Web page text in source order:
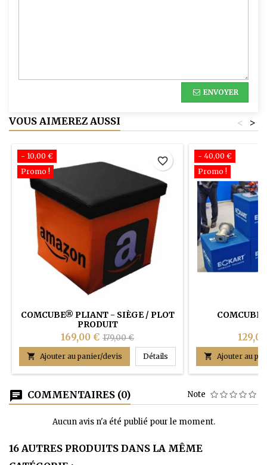
ENVOYER
VOUS AIMEREZ AUSSI >
<
- 10,00 €
Promo !
COMCUBE® PLIANT - SIÈGE / PLOT
PRODUIT
169,00 € 179,00 €
 Ajouter au panier/devis Détails COMCUBE® PLIANT -
favorite_border
- 40,00 €
Promo !
 Ajouter au
COMMENTAIRES (0) Note
Aucun avis n'a été publié pour le moment.
16 AUTRES PRODUITS DANS LA MÊME